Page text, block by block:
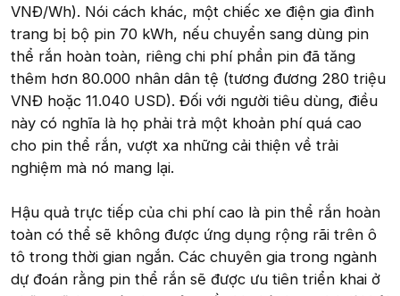
VNĐ/Wh). Nói cách khác, một chiếc xe điện gia đình
trang bị bộ pin 70 kWh, nếu chuyển sang dùng pin
thể rắn hoàn toàn, riêng chi phí phần pin đã tăng
thêm hơn 80.000 nhân dân tệ (tương đương 280 triệu
VNĐ hoặc 11.040 USD). Đối với người tiêu dùng, điều
này có nghĩa là họ phải trả một khoản phí quá cao
cho pin thể rắn, vượt xa những cải thiện về trải
nghiệm mà nó mang lại.
Hậu quả trực tiếp của chi phí cao là pin thể rắn hoàn
toàn có thể sẽ không được ứng dụng rộng rãi trên ô
tô trong thời gian ngắn. Các chuyên gia trong ngành
dự đoán rằng pin thể rắn sẽ được ưu tiên triển khai ở